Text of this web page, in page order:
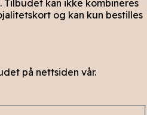
kan ikke kombineres
og kan kun bestilles
på nettsiden vår.